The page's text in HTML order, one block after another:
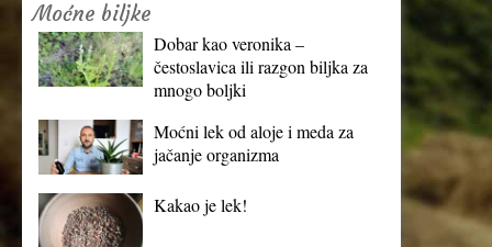
Moćne biljke
Dobar kao veronika –
čestoslavica ili razgon biljka za
mnogo boljki
Moćni lek od aloje i meda za
jačanje organizma
Kakao je lek!